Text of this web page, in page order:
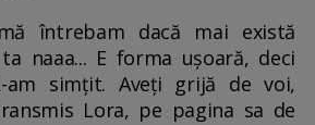
întrebam dacă mai există
naaa... E forma ușoară, deci
am simțit. Aveți grijă de voi,
Lora, pe pagina sa de